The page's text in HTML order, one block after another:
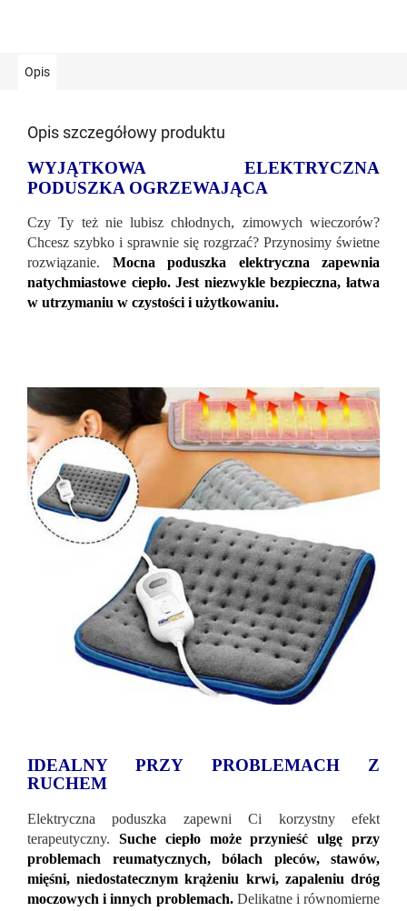
Opis
Opis szczegółowy produktu
WYJĄTKOWA ELEKTRYCZNA
PODUSZKA OGRZEWAJĄCA
Czy Ty też nie lubisz chłodnych, zimowych wieczorów?
Chcesz szybko i sprawnie się rozgrzać? Przynosimy świetne
rozwiązanie. Mocna poduszka elektryczna zapewnia
natychmiastowe ciepło. Jest niezwykle bezpieczna, łatwa
w utrzymaniu w czystości i użytkowaniu.
IDEALNY PRZY PROBLEMACH Z
RUCHEM
Elektryczna poduszka zapewni Ci korzystny efekt
terapeutyczny. Suche ciepło może przynieść ulgę przy
problemach reumatycznych, bólach pleców, stawów,
mięśni, niedostatecznym krążeniu krwi, zapaleniu dróg
moczowych i innych problemach. Delikatne i równomierne